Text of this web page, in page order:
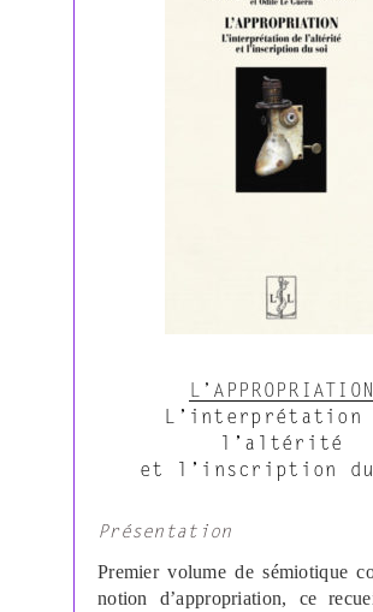
L’APPROPRIATION
L’interprétation
l’altérité
et l’inscription
Présentation
Premier volume de sémiotique
notion d’appropriation, ce